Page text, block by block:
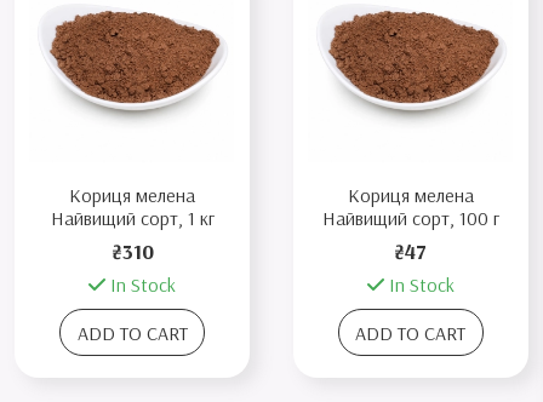
Кориця мелена
Найвищий сорт, 1 кг
₴310
In Stock
ADD TO CART
Кориця мелена
Найвищий сорт, 100 г
₴47
In Stock
ADD TO CART